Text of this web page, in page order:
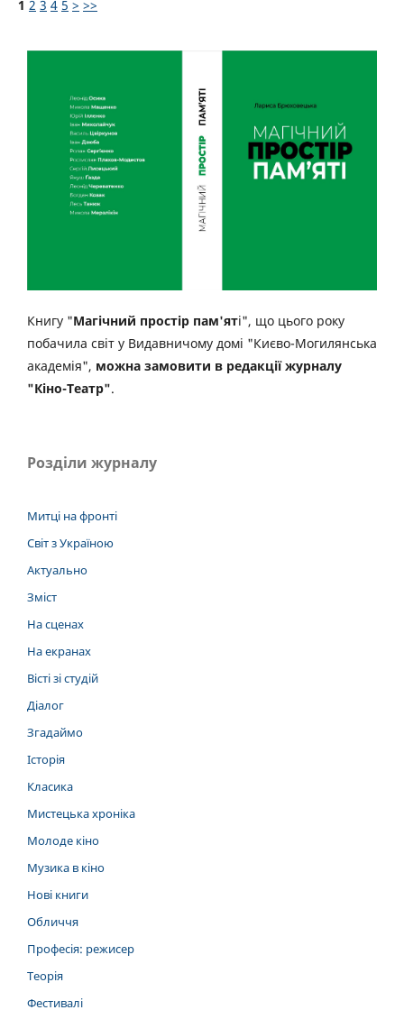
1 2 3 4 5 > >>
Книгу "Магічний простір пам'яті", що цього року
побачила світ у Видавничому домі "Києво-Могилянська
академія", можна замовити в редакції журналу
"Кіно-Театр".
Розділи журналу
Митці на фронті
Світ з Україною
Актуально
Зміст
На сценах
На екранах
Вісті зі студій
Діалог
Згадаймо
Історія
Класика
Мистецька хроніка
Молоде кіно
Музика в кіно
Нові книги
Обличчя
Професія: режисер
Теорія
Фестивалі